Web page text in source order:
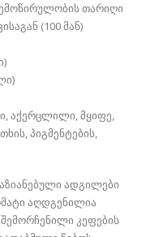
თარიღი
(100 მან)
აქერცლილი, მყიფე,
პიგმენტების,
ადგილები
აღდგენილია
კეფების